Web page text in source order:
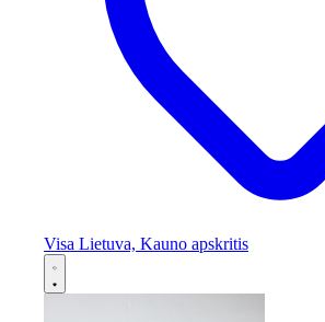
Visa Lietuva, Kauno apskritis